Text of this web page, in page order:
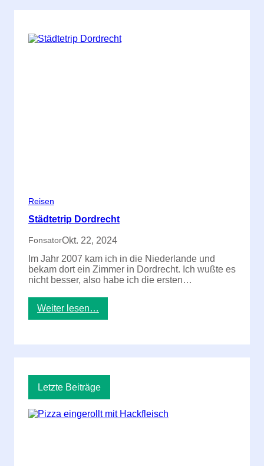
Reisen
Städtetrip Dordrecht
FonsatorOkt. 22, 2024
Im Jahr 2007 kam ich in die Niederlande und
bekam dort ein Zimmer in Dordrecht. Ich wußte es
nicht besser, also habe ich die ersten…
Weiter lesen…
S
t
r
p
Letzte Beiträge